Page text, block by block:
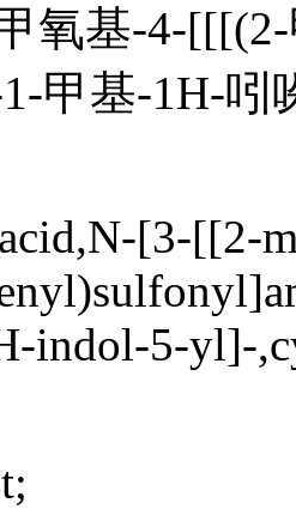
氧基-4-
甲基-1H-
[3-[[2-
indol-5-yl]-